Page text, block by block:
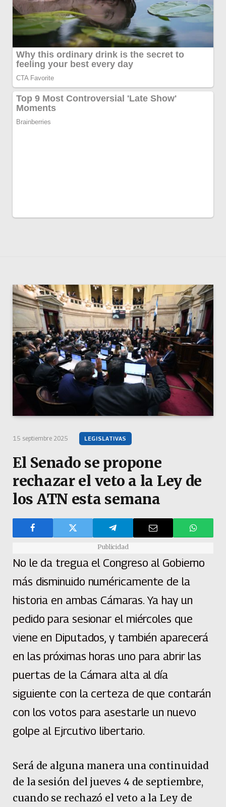
15 septiembre 2025 LEGISLATIVAS
El Senado se propone
rechazar el veto a la Ley de
los ATN esta semana
Publicidad
No le da tregua el Congreso al Gobierno
más disminuido numéricamente de la
historia en ambas Cámaras. Ya hay un
pedido para sesionar el miércoles que
viene en Diputados, y también aparecerá
en las próximas horas uno para abrir las
puertas de la Cámara alta al día
siguiente con la certeza de que contarán
con los votos para asestarle un nuevo
golpe al Ejrcutivo libertario.
Será de alguna manera una continuidad
de la sesión del jueves 4 de septiembre,
cuando se rechazó el veto a la Ley de